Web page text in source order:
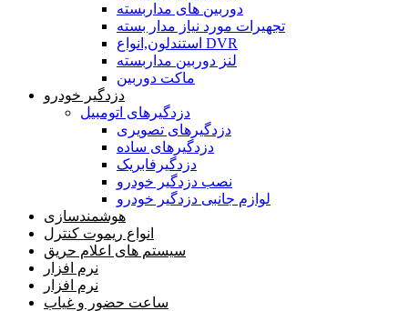
دوربین های مداربسته
تجهیرات مورد نیاز مدار بسته
استندلون,انواع DVR
لنز دوربین مداربسته
ماکت دوربین
دزدگیر خودرو
دزدگیرهای اتومبیل
دزدگیرهای تصویری
دزدگیرهای ساده
دزدگیرفابریک
نصب دزدگیر خودرو
لوازم جانبی دزدگیر خودرو
هوشمندسازی
انواع ریموت کنترل
سیستم های اعلام حریق
نرم افزار
نرم افزار
ساعت حضور و غیاب